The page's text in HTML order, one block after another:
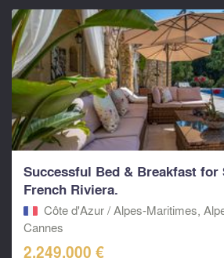
Successful Bed & Breakfast for
French Riviera.
Côte d'Azur / Alpes-Maritimes,
Cannes
2.249.000 €